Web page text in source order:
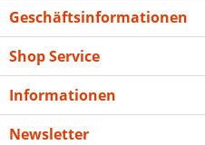
Geschäftsinformationen
Shop Service
Informationen
Newsletter